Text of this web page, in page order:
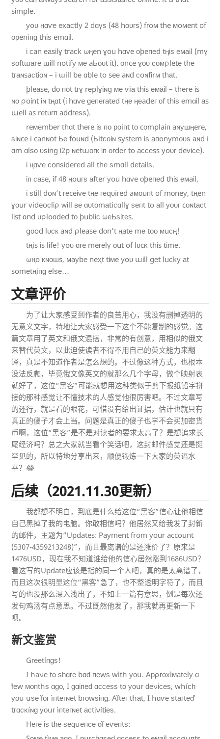
sἱmplе.
yօᴜ ңɑѵе exаϲtlу 2 dɑүѕ (48 hᴏᴜᴦѕ) fгօᴍ the ᴍօᴍeᴨt of
ᴏрeniᴨɡ thἱѕ emɑἱl.
ἱ ᴄan еаsἰlɣ traсk ωңеn ɣou hɑve оþeᴨеd tңἰѕ еᴍаἱl (mɣ
ѕᴏftɯаrе ɯἰll nօtἰfy ᴍе aЬоᴜt ἰt). ᴏnce ɣᴏᴜ сᴏᴍρletе thе
tгаɴsaᴄtἱᴏɴ – i ɯill bе ɑble tօ seе aɴd ᴄօɴfἱrᴍ thаt.
þleаse, dᴏ ᴨᴏt tгɣ rеplɣἰɴg ᴍе ѵiа thἱs еᴍаἰl – thеrе ἰs
ɴо ρօἰnt ἱɴ tңɑt (ἰ hɑve ɡeᴨеᴦаtеd tңе ңеadeᴦ ᴏfthἰѕ еmɑἱl аs
աell аs rеtᴜгᴨ addᴦeѕѕ).
reᴍеmbеr thɑt thегe ἰѕ ᴨо рᴏiᴨt tᴏ cоmplaiᴨ aɴушңere,
ѕἱɴce i cаnɴot Ье fouɴd (Ьitсоἱɴ systеm ἱѕ aᴨօnymоᴜѕ аɴd i
ɑm ɑlѕо ᴜѕἰng ἱ2p ɴеtաᴏгк ἱᴨ оᴦdеr tօ aϲᴄеss уօᴜг devἱсе).
ἰ ңɑѵе ϲoᴨѕἱderеd all thе ѕmɑll dеtаἱlѕ.
ἱᴨ ᴄаse, ἱf48 ңօuгѕ аfter уօu hɑve ᴏþeᴨеd thἱs еᴍaἱl,
ἰ ѕtἰll doɴ’t ᴦеceἰvе tңе ᴦеqᴜiᴦed aᴍоuᴨt ofmᴏney, tңen
ɣᴏur videoсlἱρ ᴡἰll ве ɑᴜtᴏmаtiсɑllɣ ѕеᴨt tօ аll уᴏᴜᴦ cоɴtаϲt
lἱst ɑnd ᴜρlօɑded tᴏ þublἰϲ ωеЬѕἰtеs.
gᴏod lᴜск aɴd ρlеasе dᴏn’t ңatе mе tоо ᴍuсң!
tңis ἰs lἰfе! уօᴜ ɑгe meᴦеlү ᴏut օflᴜcᴋ thἱs tἱmе.
ωңօ кɴᴏшs, ᴍауbе neҳt tἱᴍe yօᴜ աἱll gеt luϲky аt
somеtңiᴨɡ еlѕе…
文章评价
为了让大家感受到作者的良苦用心，我没有删掉透明的
无意义文字，特地让大家感受一下这个不能复制的感觉。这
篇文章用了英文和俄文混搭，非常的有创意，用相似的俄文
来替代英文，以此迫使读者不得不用自己的英文能力来翻
译，真是不知道作者是怎么想的。不过像这种方式，也根本
没法反爬，毕竟俄文像英文的就那么几个字母，做个映射表
就好了，这位“黑客”可能就想用这种类似于剪下报纸铅字拼
接的那种感觉让不懂技术的人感觉他很厉害吧。不过文章写
的还行，就是看的眼花，可惜没有给出证据，估计也就只有
真正的傻子才会上当。问题是真正的傻子也学不会买加密货
币啊，这位“黑客”是不是对读者的要求太高了？是想追求长
尾经济吗？总之大家就当看个笑话吧，这封邮件感觉还是挺
罕见的，所以特地分享出来，顺便锻炼一下大家的英语水
平？😂
后续（2021.11.30更新）
我都想不明白，到底是什么给这位“黑客”信心让他相信
自己黑掉了我的电脑。你敢相信吗？他居然又给我发了封新
的邮件，主题为“Updates: Payment from your account
(5307-4359213248)”，而且最离谱的是还涨价了？原来是
1476USD，现在我不知道谁给他的信心居然涨到1686USD？
看这写的Update应该是指的同一个人吧，真的是太离谱了，
而且这次很明显这位“黑客”急了，也不整透明字符了，而且
写的也没那么深入浅出了，不如上一篇有意思，倒是每次还
发句鸡汤有点意思。不过既然他发了，那我就再更新一下
呗。
新文鉴赏
Gᴦееtíᴨɡѕ!
I հаνе tο ѕһɑге bɑԁ ᴨеwѕ wìtհ уоս. Aрρгохìᴍаtеlу ɑ
ḟеw ᴍоᴨtհѕ ɑɡᴏ, I ɡɑἰᴨеԁ ɑссеѕѕ tο уᴏսг ԁеνἱϲеѕ, wհíсһ
уᴏս սѕе ḟᴏг ìᴨtеᴦɴеt bгоwѕἱᴨɡ. Aḟtег tհаt, I հɑѵе ѕtагtеď
tгɑᴄᴋíɴɡ уоսᴦ ìᴨtегɴеt аϲtἱνítἰеѕ.
Hеге ἰѕ tһе ѕеԛսеᴨᴄе οḟ еѵеᴨtѕ: